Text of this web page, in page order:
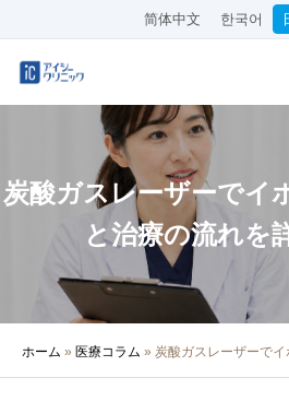
简体中文 한국어
炭酸ガスレーザーでイ
と治療の流れを
ホーム » 医療コラム » 炭酸ガスレーザーでイボを除
アクセス
クリニック紹介
院長・医師の紹介